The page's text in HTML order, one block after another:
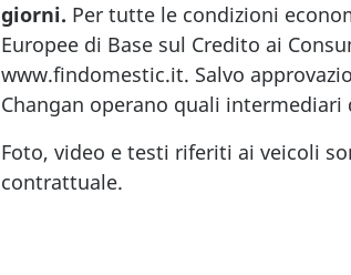
giorni. Per tutte le condizioni
Europee di Base sul Credito ai
www.findomestic.it. Salvo
Changan operano quali intermediari
Foto, video e testi riferiti ai veicoli
contrattuale.